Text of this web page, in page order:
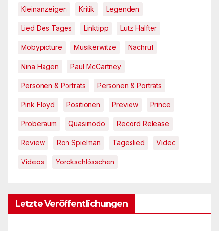
Kleinanzeigen Kritik Legenden
Lied Des Tages Linktipp Lutz Halfter
Mobypicture Musikerwitze Nachruf
Nina Hagen Paul McCartney
Personen & Porträts Personen & Porträts
Pink Floyd Positionen Preview Prince
Proberaum Quasimodo Record Release
Review Ron Spielman Tageslied Video
Videos Yorckschlösschen
Letzte Veröffentlichungen